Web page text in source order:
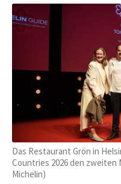
Das Restaurant Grön in
Countries 2026 den zweiten
Michelin)